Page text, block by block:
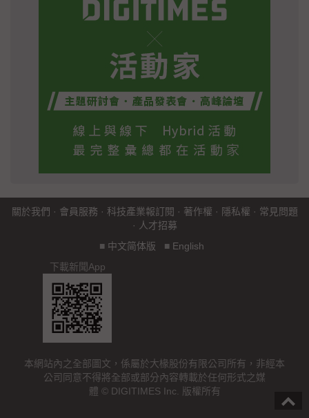
關於我們 · 會員服務 · 科技產業報訂閱 · 著作權 · 隱私權 · 常見問題
· 人才招募
■ 中文简体版 ■ English
下載新聞App
本網站內之全部圖文，係屬於大椽股份有限公司所有，非經本
公司同意不得將全部或部分內容轉載於任何形式之媒
體 © DIGITIMES Inc. 版權所有